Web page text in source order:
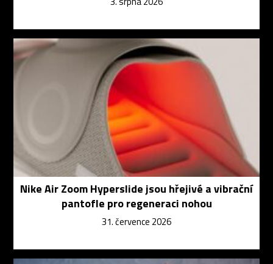
Nike Air Zoom Hyperslide jsou hřejivé a vibrační
pantofle pro regeneraci nohou
31. července 2026